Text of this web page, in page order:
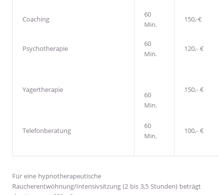
Coaching
60
Min.
150,-€
Psychotherapie
Yagertherapie
Telefonberatung
60
Min.
60
Min.
60
Min.
120,- €
150,- €
100,- €
Für eine hypnotherapeutische
Raucherentwöhnung/Intensivsitzung (2 bis 3,5 Stunden) beträgt